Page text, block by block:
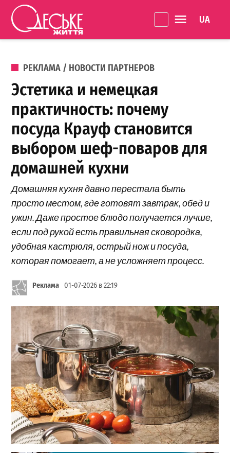
Перейти к содержанию
життя
ОПУБЛИКОВАНО В
РЕКЛАМА / НОВОСТИ ПАРТНЕРОВ
Эстетика и немецкая
практичность: почему
посуда Крауф становится
выбором шеф-поваров для
домашней кухни
Домашняя кухня давно перестала быть
просто местом, где готовят завтрак, обед и
ужин. Даже простое блюдо получается лучше,
если под рукой есть правильная сковородка,
удобная кастрюля, острый нож и посуда,
которая помогает, а не усложняет процесс.
Реклама 01-07-2026 в 22:19